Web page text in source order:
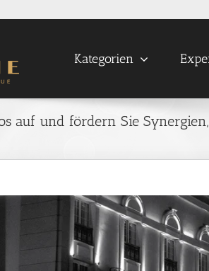
Kategorien
auf und fördern Sie